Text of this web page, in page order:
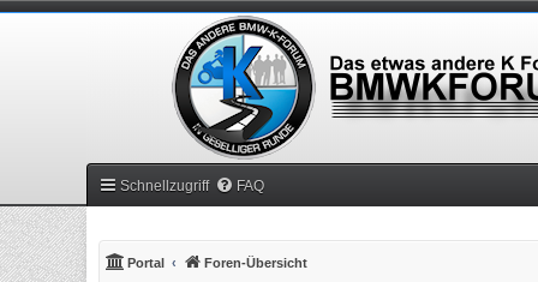
Schnellzugriff FAQ
Portal Foren-Übersicht